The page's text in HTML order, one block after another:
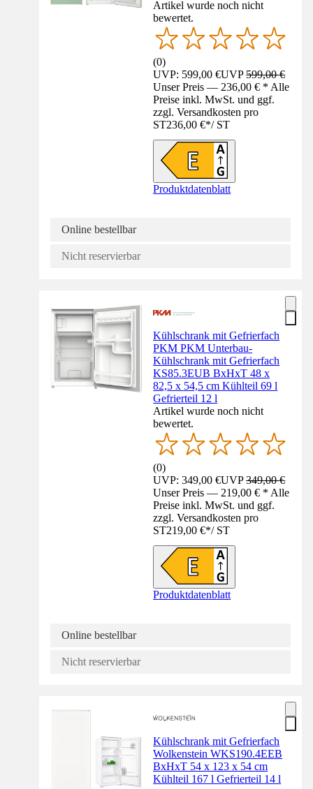
Artikel wurde noch nicht
bewertet.
(0)
UVP: 599,00 €UVP599,00 €
Unser Preis — 236,00 € * Alle
Preise inkl. MwSt. und ggf.
zzgl. Versandkosten pro
ST236,00 €*/ ST
Produktdatenblatt
Online bestellbar
Nicht reservierbar
Kühlschrank mit Gefrierfach
PKM PKM Unterbau-
Kühlschrank mit Gefrierfach
KS85.3EUB BxHxT 48 x
82,5 x 54,5 cm Kühlteil 69 l
Gefrierteil 12 l
Artikel wurde noch nicht
bewertet.
(0)
UVP: 349,00 €UVP349,00 €
Unser Preis — 219,00 € * Alle
Preise inkl. MwSt. und ggf.
zzgl. Versandkosten pro
ST219,00 €*/ ST
Produktdatenblatt
Online bestellbar
Nicht reservierbar
Kühlschrank mit Gefrierfach
Wolkenstein WKS190.4EEB
BxHxT 54 x 123 x 54 cm
Kühlteil 167 l Gefrierteil 14 l